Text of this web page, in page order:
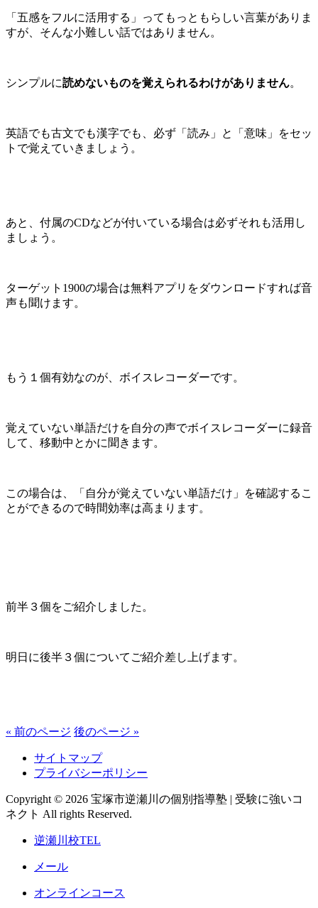
「五感をフルに活用する」ってもっともらしい言葉がありま
すが、そんな小難しい話ではありません。
シンプルに読めないものを覚えられるわけがありません。
英語でも古文でも漢字でも、必ず「読み」と「意味」をセッ
トで覚えていきましょう。
あと、付属のCDなどが付いている場合は必ずそれも活用し
ましょう。
ターゲット1900の場合は無料アプリをダウンロードすれば音
声も聞けます。
もう１個有効なのが、ボイスレコーダーです。
覚えていない単語だけを自分の声でボイスレコーダーに録音
して、移動中とかに聞きます。
この場合は、「自分が覚えていない単語だけ」を確認するこ
とができるので時間効率は高まります。
前半３個をご紹介しました。
明日に後半３個についてご紹介差し上げます。
« 前のページ 後のページ »
サイトマップ
プライバシーポリシー
Copyright © 2026 宝塚市逆瀬川の個別指導塾 | 受験に強いコ
ネクト All rights Reserved.
逆瀬川校TEL
メール
オンラインコース